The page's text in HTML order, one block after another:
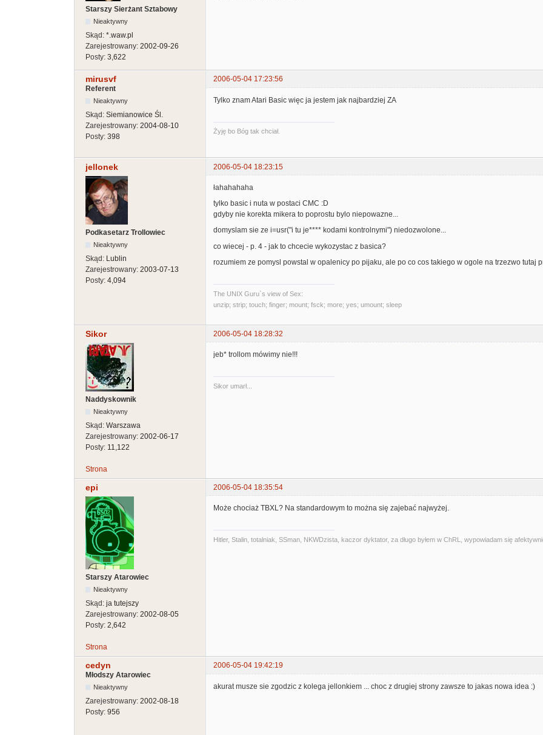
Starszy Sierżant Sztabowy
Nieaktywny
Skąd: *.waw.pl
Zarejestrowany: 2002-09-26
Posty: 3,622
mirusvf
2006-05-04 17:23:56
Referent
Nieaktywny
Skąd: Siemianowice Śl.
Zarejestrowany: 2004-08-10
Posty: 398
Tylko znam Atari Basic więc ja jestem jak najbardziej ZA
Żyję bo Bóg tak chciał.
jellonek 2006-05-04 18:23:15
Podkasetarz Trollowiec
Nieaktywny
Skąd: Lublin
Zarejestrowany: 2003-07-13
Posty: 4,094
łahahahaha
tylko basic i nuta w postaci CMC :D
gdyby nie korekta mikera to poprostu bylo niepowazne...
domyslam sie ze i=usr("i tu je**** kodami kontrolnymi") niedozwolone...
co wiecej - p. 4 - jak to chcecie wykozystac z basica?
rozumiem ze pomysl powstal w opalenicy po pijaku, ale po co cos takiego w ogole na trzezwo tutaj
The UNIX Guru`s view of Sex:
unzip; strip; touch; finger; mount; fsck; more; yes; umount; sleep
Sikor 2006-05-04 18:28:32
Naddyskownik
Nieaktywny
Skąd: Warszawa
Zarejestrowany: 2002-06-17
Posty: 11,122
jeb* trollom mówimy nie!!!
Sikor umarł...
Strona
epi 2006-05-04 18:35:54
Starszy Atarowiec
Nieaktywny
Skąd: ja tutejszy
Zarejestrowany: 2002-08-05
Posty: 2,642
Może chociaż TBXL? Na standardowym to można się zajebać najwyżej.
Hitler, Stalin, totalniak, SSman, NKWDzista, kaczor dyktator, za długo byłem w ChRL, wypowiadam się
Strona
cedyn
2006-05-04 19:42:19
Młodszy Atarowiec
Nieaktywny
Zarejestrowany: 2002-08-18
Posty: 956
akurat musze sie zgodzic z kolega jellonkiem ... choc z drugiej strony zawsze to jakas nowa idea :)